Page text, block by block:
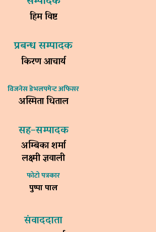
हिम विष्ट
प्रबन्ध सम्पादक
किरण आचार्य
विजनेस डेभलपमेन्ट अफिसर
अस्मिता धिताल
सह–सम्पादक
अम्बिका शर्मा
लक्ष्मी ज्ञवाली
फोटो पत्रकार
पुष्पा पाल
संवाददाता